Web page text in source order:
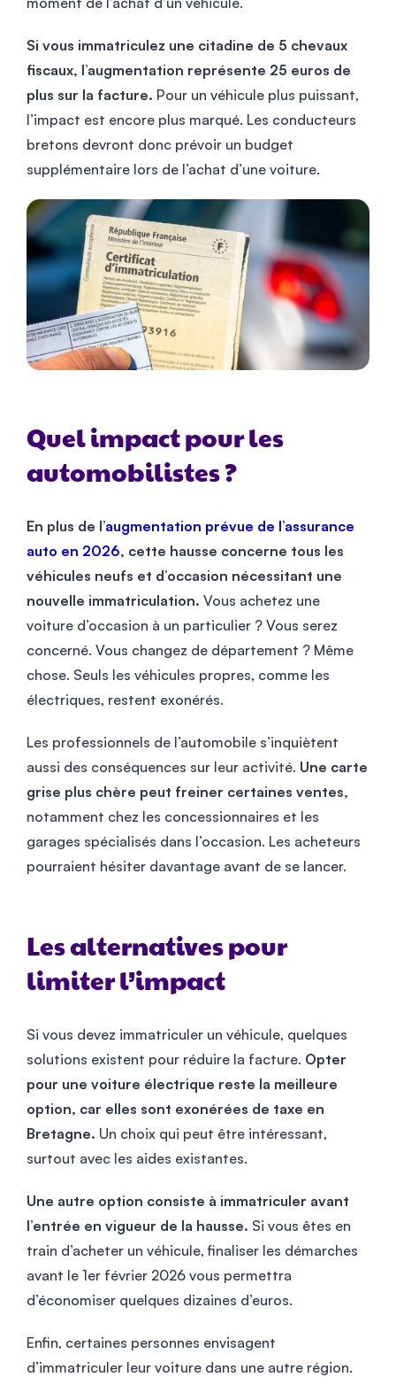
Si vous immatriculez une citadine de 5 chevaux
fiscaux, l’augmentation représente 25 euros de
plus sur la facture. Pour un véhicule plus puissant,
l’impact est encore plus marqué. Les conducteurs
bretons devront donc prévoir un budget
supplémentaire lors de l’achat d’une voiture.
Quel impact pour les
automobilistes ?
En plus de l’augmentation prévue de l’assurance
auto en 2026, cette hausse concerne tous les
véhicules neufs et d’occasion nécessitant une
nouvelle immatriculation. Vous achetez une
voiture d’occasion à un particulier ? Vous serez
concerné. Vous changez de département ? Même
chose. Seuls les véhicules propres, comme les
électriques, restent exonérés.
Les professionnels de l’automobile s’inquiètent
aussi des conséquences sur leur activité. Une carte
grise plus chère peut freiner certaines ventes,
notamment chez les concessionnaires et les
garages spécialisés dans l’occasion. Les acheteurs
pourraient hésiter davantage avant de se lancer.
Les alternatives pour
limiter l’impact
Si vous devez immatriculer un véhicule, quelques
solutions existent pour réduire la facture. Opter
pour une voiture électrique reste la meilleure
option, car elles sont exonérées de taxe en
Bretagne. Un choix qui peut être intéressant,
surtout avec les aides existantes.
Une autre option consiste à immatriculer avant
l’entrée en vigueur de la hausse. Si vous êtes en
train d’acheter un véhicule, finaliser les démarches
avant le 1er février 2026 vous permettra
d’économiser quelques dizaines d’euros.
Enfin, certaines personnes envisagent
d’immatriculer leur voiture dans une autre région.